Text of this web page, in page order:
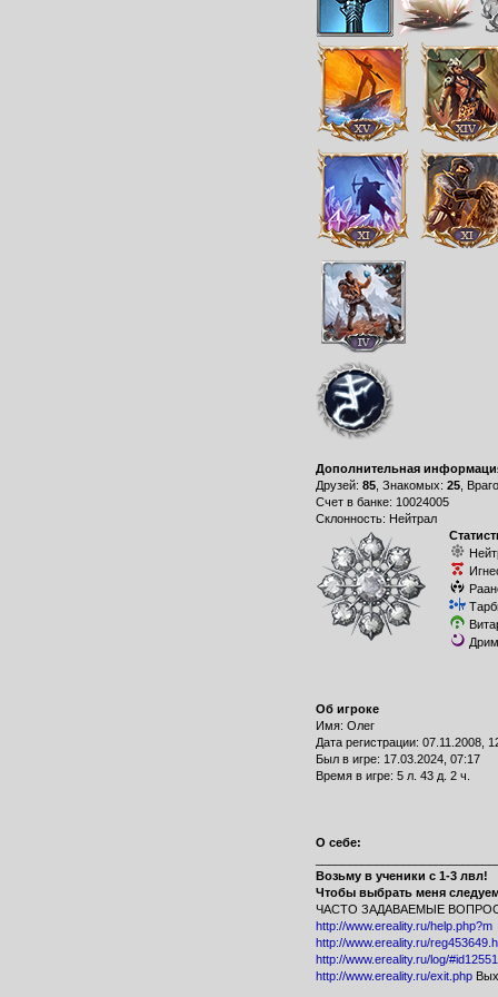
Дополнительная
Друзей: 85, Знакомых: 25,
Счет в банке: 10024005
Склонность: Нейтрал
Об игроке
Имя: Олег
Дата регистрации: 07.11.2008,
Был в игре: 17.03.2024, 07:17
Время в игре: 5 л. 43 д. 2 ч.
О себе:
Возьму в ученики с 1-3 лвл!
Чтобы выбрать меня
ЧАСТО ЗАДАВАЕМЫЕ
http://www.ereality.ru/help.php?m
http://www.ereality.ru/
http://www.ereality.ru/log/
http://www.ereality.ru/exit.php